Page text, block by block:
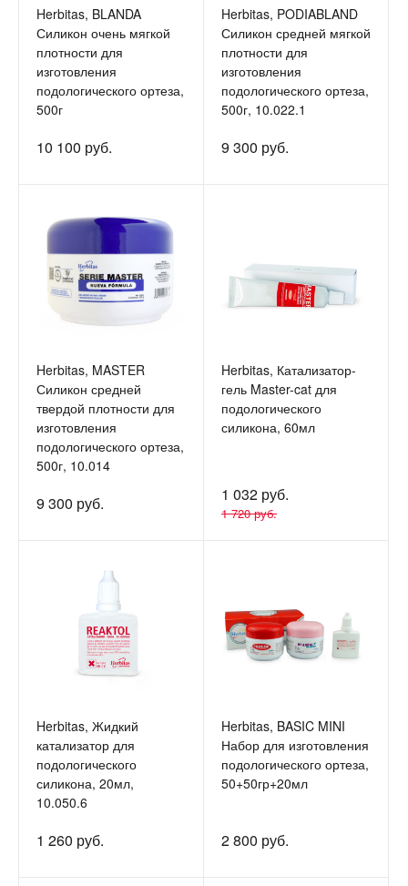
Herbitas, BLANDA
Силикон очень мягкой
плотности для
изготовления
подологического ортеза,
500г
10 100 руб.
Herbitas, PODIABLAND
Силикон средней мягкой
плотности для
изготовления
подологического ортеза,
500г, 10.022.1
9 300 руб.
Herbitas, MASTER
Силикон средней
твердой плотности для
изготовления
подологического ортеза,
500г, 10.014
9 300 руб.
Herbitas, Катализатор-
гель Master-cat для
подологического
силикона, 60мл
1 032 руб.
1 720 руб.
Herbitas, Жидкий
катализатор для
подологического
силикона, 20мл,
10.050.6
1 260 руб.
Herbitas, BASIC MINI
Набор для изготовления
подологического ортеза,
50+50гр+20мл
2 800 руб.